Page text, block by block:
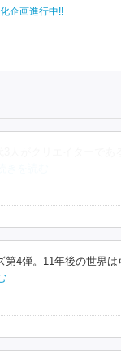
企画進行中!!
を読む
4弾。11年後の世界